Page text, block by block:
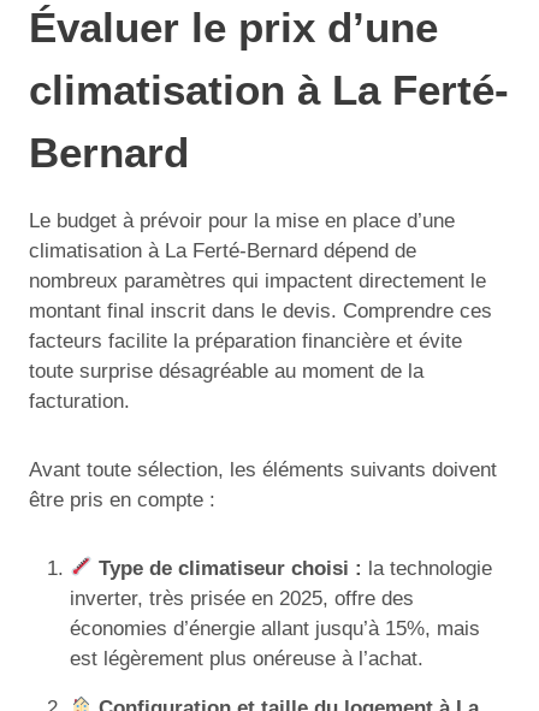
Évaluer le prix d’une
climatisation à La Ferté-
Bernard
Le budget à prévoir pour la mise en place d’une
climatisation à La Ferté-Bernard dépend de
nombreux paramètres qui impactent directement le
montant final inscrit dans le devis. Comprendre ces
facteurs facilite la préparation financière et évite
toute surprise désagréable au moment de la
facturation.
Avant toute sélection, les éléments suivants doivent
être pris en compte :
Type de climatiseur choisi : la technologie
inverter, très prisée en 2025, offre des
économies d’énergie allant jusqu’à 15%, mais
est légèrement plus onéreuse à l’achat.